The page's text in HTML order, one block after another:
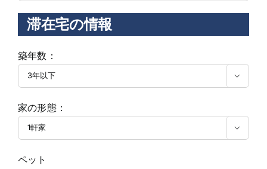
滞在宅の情報
築年数：

家の形態：

ペット